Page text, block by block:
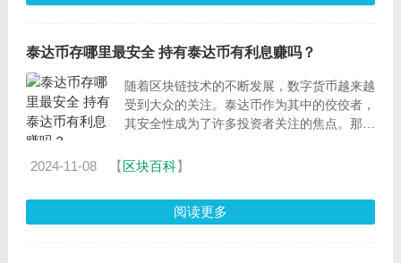
泰达币存哪里最安全 持有泰达币有利息赚吗？
随着区块链技术的不断发展，数字货币越来越
受到大众的关注。泰达币作为其中的佼佼者，
其安全性成为了许多投资者关注的焦点。那
析。 一、
2024-11-08 【区块百科】
阅读更多